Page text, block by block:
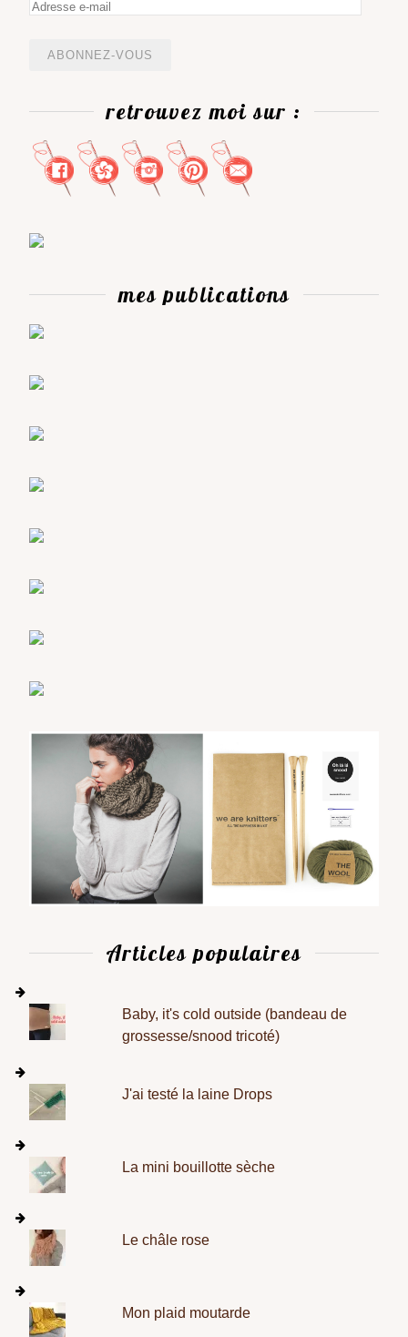
Adresse
mail
retrouvez moi sur :
mes publications
Articles populaires
Baby, it's cold outside (bandeau de
grossesse/snood tricoté)
J'ai testé la laine Drops
La mini bouillotte sèche
Le châle rose
Mon plaid moutarde